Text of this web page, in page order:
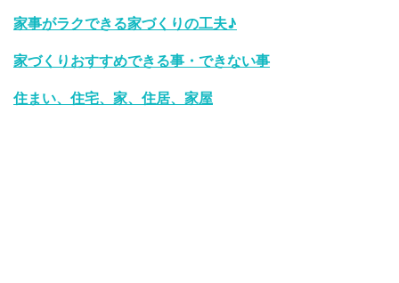
家事がラクできる家づくりの工夫♪
家づくりおすすめできる事・できない事
住まい、住宅、家、住居、家屋